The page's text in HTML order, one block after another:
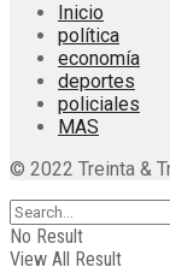
Inicio
política
economía
deportes
policiales
MAS
© 2022 Treinta &
No Result
View All Result